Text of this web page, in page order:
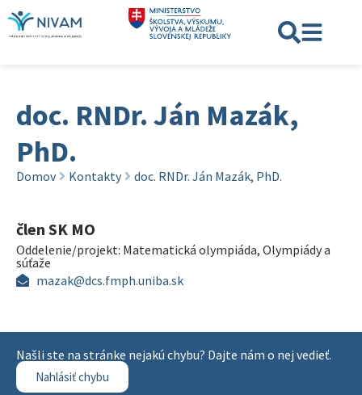
doc. RNDr. Ján Mazák,
PhD.
Domov Kontakty doc. RNDr. Ján Mazák, PhD.
člen SK MO
Oddelenie/projekt: Matematická olympiáda, Olympiády a
súťaže
mazak@dcs.fmph.uniba.sk
Našli ste na stránke nejakú chybu? Dajte nám o nej vedieť.
Nahlásiť chybu